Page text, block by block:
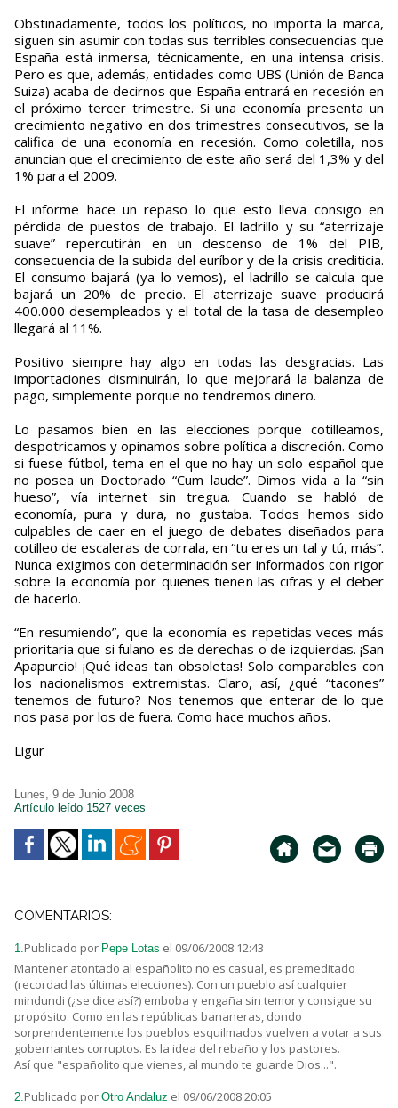
Obstinadamente, todos los políticos, no importa la marca,
siguen sin asumir con todas sus terribles consecuencias que
España está inmersa, técnicamente, en una intensa crisis.
Pero es que, además, entidades como UBS (Unión de Banca
Suiza) acaba de decirnos que España entrará en recesión en
el próximo tercer trimestre. Si una economía presenta un
crecimiento negativo en dos trimestres consecutivos, se la
califica de una economía en recesión. Como coletilla, nos
anuncian que el crecimiento de este año será del 1,3% y del
1% para el 2009.
El informe hace un repaso lo que esto lleva consigo en
pérdida de puestos de trabajo. El ladrillo y su “aterrizaje
suave” repercutirán en un descenso de 1% del PIB,
consecuencia de la subida del euríbor y de la crisis crediticia.
El consumo bajará (ya lo vemos), el ladrillo se calcula que
bajará un 20% de precio. El aterrizaje suave producirá
400.000 desempleados y el total de la tasa de desempleo
llegará al 11%.
Positivo siempre hay algo en todas las desgracias. Las
importaciones disminuirán, lo que mejorará la balanza de
pago, simplemente porque no tendremos dinero.
Lo pasamos bien en las elecciones porque cotilleamos,
despotricamos y opinamos sobre política a discreción. Como
si fuese fútbol, tema en el que no hay un solo español que
no posea un Doctorado “Cum laude”. Dimos vida a la “sin
hueso”, vía internet sin tregua. Cuando se habló de
economía, pura y dura, no gustaba. Todos hemos sido
culpables de caer en el juego de debates diseñados para
cotilleo de escaleras de corrala, en “tu eres un tal y tú, más”.
Nunca exigimos con determinación ser informados con rigor
sobre la economía por quienes tienen las cifras y el deber
de hacerlo.
“En resumiendo”, que la economía es repetidas veces más
prioritaria que si fulano es de derechas o de izquierdas. ¡San
Apapurcio! ¡Qué ideas tan obsoletas! Solo comparables con
los nacionalismos extremistas. Claro, así, ¿qué “tacones”
tenemos de futuro? Nos tenemos que enterar de lo que
nos pasa por los de fuera. Como hace muchos años.
Ligur
Lunes, 9 de Junio 2008
Artículo leído 1527 veces
COMENTARIOS:
1.Publicado por Pepe Lotas el 09/06/2008 12:43
Mantener atontado al españolito no es casual, es premeditado
(recordad las últimas elecciones). Con un pueblo así cualquier
mindundi (¿se dice así?) emboba y engaña sin temor y consigue su
propósito. Como en las repúblicas bananeras, dondo
sorprendentemente los pueblos esquilmados vuelven a votar a sus
gobernantes corruptos. Es la idea del rebaño y los pastores.
Así que "españolito que vienes, al mundo te guarde Dios...".
2.Publicado por Otro Andaluz el 09/06/2008 20:05